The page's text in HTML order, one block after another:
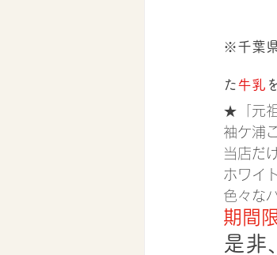
※千葉
た牛乳
★「元
袖ケ浦
当店だ
ホワイ
色々な
期間
是非